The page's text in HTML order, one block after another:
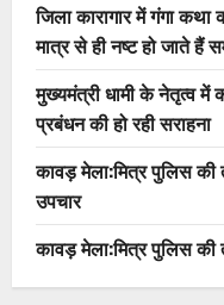
जिला कारागार में गंगा
मात्र से ही नष्ट हो जाते
मुख्यमंत्री धामी के नेतृत्व में
प्रबंधन की हो रही सराहना
कावड़ मेला:मित्र पुलिस की
उपचार
कावड़ मेला:मित्र पुलिस की